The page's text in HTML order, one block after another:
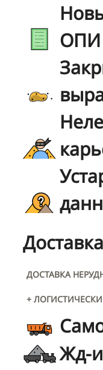
ОПИ
ДОСТАВКА
+
Жд-